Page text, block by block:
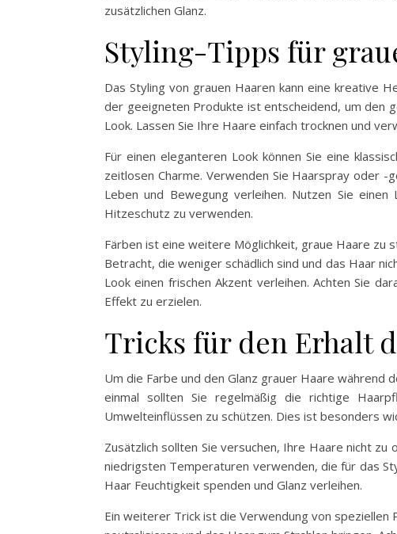
zusätzlichen Glanz.
Styling-Tipps für
Das Styling von grauen Haaren kann eine kreative
der geeigneten Produkte ist entscheidend, um den
Look. Lassen Sie Ihre Haare einfach trocknen und
Für einen eleganteren Look können Sie eine
zeitlosen Charme. Verwenden Sie Haarspray oder
Leben und Bewegung verleihen. Nutzen Sie
Hitzeschutz zu verwenden.
Färben ist eine weitere Möglichkeit, graue Haare zu
Betracht, die weniger schädlich sind und das Haar
Look einen frischen Akzent verleihen. Achten Sie
Effekt zu erzielen.
Tricks für den Erhalt
Um die Farbe und den Glanz grauer Haare
einmal sollten Sie regelmäßig die richtige
Umwelteinflüssen zu schützen. Dies ist besonders
Zusätzlich sollten Sie versuchen, Ihre Haare nicht
niedrigsten Temperaturen verwenden, die für das
Haar Feuchtigkeit spenden und Glanz verleihen.
Ein weiterer Trick ist die Verwendung von